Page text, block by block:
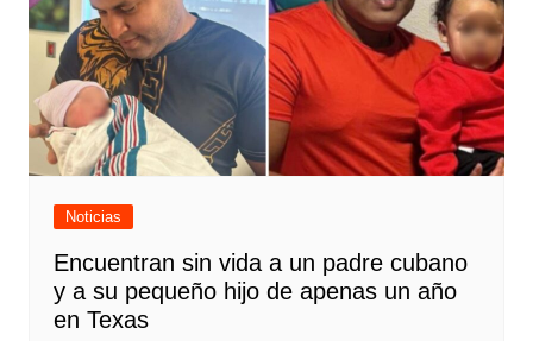
Noticias
Encuentran sin vida a un padre cubano
y a su pequeño hijo de apenas un año
en Texas